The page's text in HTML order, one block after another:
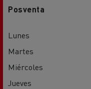
Posventa
Lunes
Martes
Miércoles
Jueves